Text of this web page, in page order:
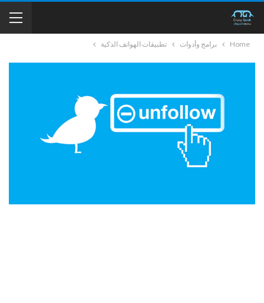
Home برامج وأدوات تطبيقات الهواتف الذكية